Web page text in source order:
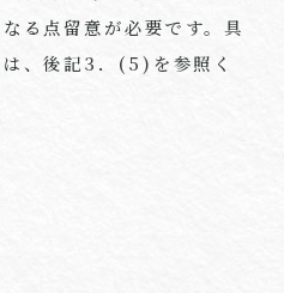
る点留意が必要です。具
、後記3 ． (5) を参照く